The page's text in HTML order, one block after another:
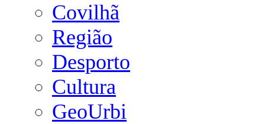
Covilhã
Região
Desporto
Cultura
GeoUrbi